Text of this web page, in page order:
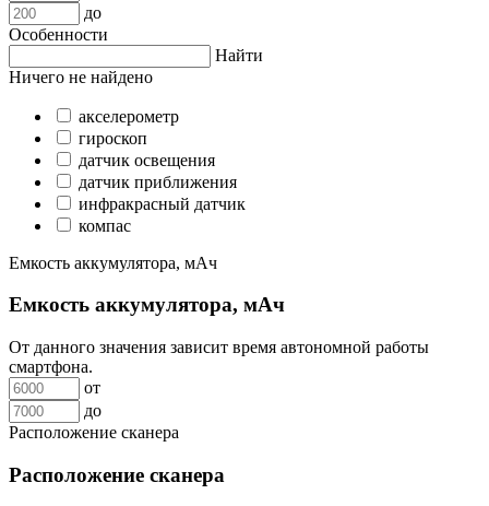
до
Особенности
Найти
Ничего не найдено
акселерометр
гироскоп
датчик освещения
датчик приближения
инфракрасный датчик
компас
Емкость аккумулятора, мАч
Емкость аккумулятора, мАч
От данного значения зависит время автономной работы
смартфона.
от
до
Расположение сканера
Расположение сканера